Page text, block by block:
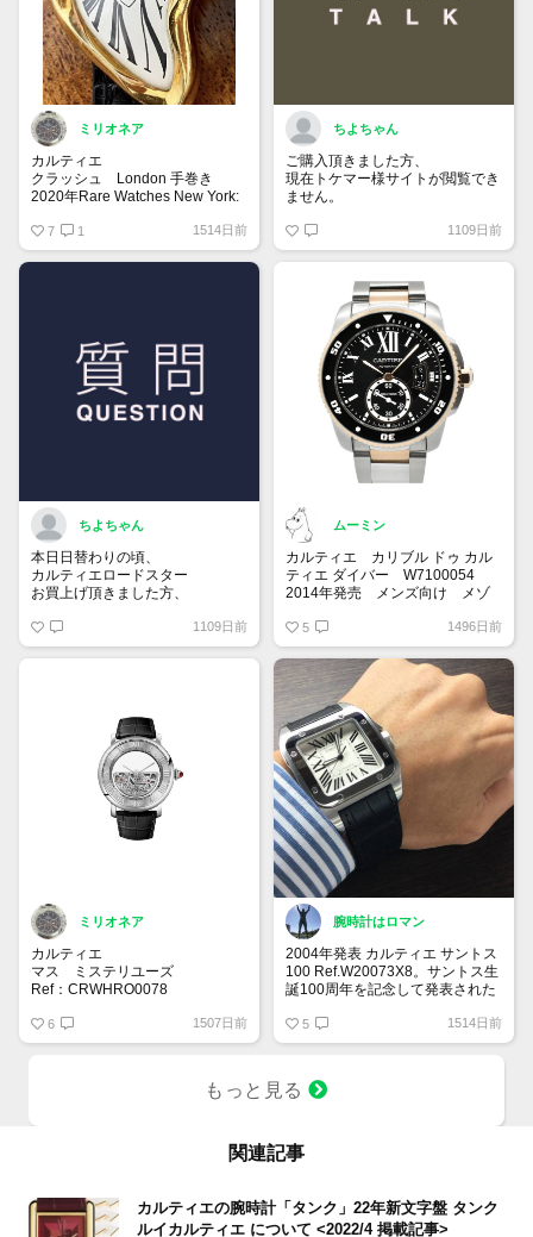
ミリオネア
カルティエ
クラッシュ London 手巻き
2020年Rare Watches New York:
円にして約2,400万円で落札され
た伝説のクラッシュウォッチ。
7 1 1514日前
ちよちゃん
ご購入頂きました方、
現在トケマー様サイトが閲覧でき
ません。
せ_(..)_
1109日前
ちよちゃん
本日日替わりの頃、
カルティエロードスター
お買上げ頂きました方、
サーバーがダウンしているようで
す。
1109日前
ムーミン
カルティエ カリブル ドゥ カル
ティエ ダイバー W7100054
2014年発売 メンズ向け メゾ
ウォッチとして作られました！
300m防水を兼ねケースの厚みを
11ミリの薄いケースを採用する
ことでドレスシーンにも使用でき
るデザインになっています！
5 1496日前
ミリオネア
カルティエ
マス ミステリユーズ
Ref：CRWHRO0078
っている特徴的な一本。価格はな
んと37,752,000円予定💦
メントとつながっておらず、クロ
ックの透明な本体に浮かんで見え
6 1507日前
腕時計はロマン
2004年発表 カルティエ サントス
100 Ref.W20073X8。サントス生
誕100周年を記念して発表された
するモデルの一つです。宝石商と
して有名なカルティエが作る時計
も多いですね。一本抑えておきた
い時計です。
5 1514日前
もっと見る
関連記事
カルティエの腕時計「タンク」22年新文字盤 タンク
ルイカルティエ について <2022/4 掲載記事>